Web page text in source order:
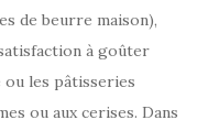
de beurre maison),
à goûter
ou les pâtisseries
ou aux cerises. Dans